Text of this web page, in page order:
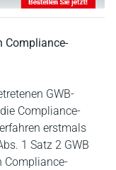
Compliance-
GWB-
Compliance-
erstmals
1 Satz 2 GWB
Compliance-